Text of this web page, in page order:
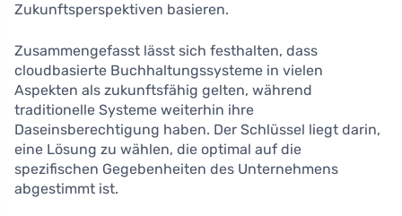
Zukunftsperspektiven basieren.
Zusammengefasst lässt sich festhalten, dass
cloudbasierte Buchhaltungssysteme in vielen
Aspekten als zukunftsfähig gelten, während
traditionelle Systeme weiterhin ihre
Daseinsberechtigung haben. Der Schlüssel liegt darin,
eine Lösung zu wählen, die optimal auf die
spezifischen Gegebenheiten des Unternehmens
abgestimmt ist.